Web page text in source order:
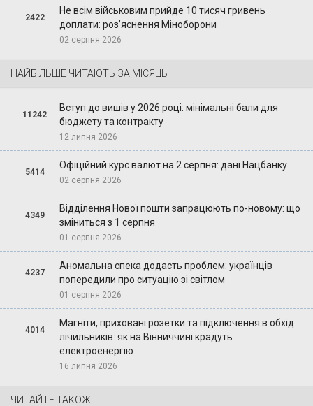
2422
Не всім військовим прийде 10 тисяч гривень
доплати: роз’яснення Міноборони
02 серпня 2026
НАЙБІЛЬШЕ ЧИТАЮТЬ ЗА МІСЯЦЬ
11242
Вступ до вишів у 2026 році: мінімальні бали для
бюджету та контракту
12 липня 2026
5414
Офіційний курс валют на 2 серпня: дані Нацбанку
02 серпня 2026
4349
Відділення Нової пошти запрацюють по-новому: що
зміниться з 1 серпня
01 серпня 2026
4237
Аномальна спека додасть проблем: українців
попередили про ситуацію зі світлом
01 серпня 2026
4014
Магніти, приховані розетки та підключення в обхід
лічильників: як на Вінниччині крадуть
електроенергію
16 липня 2026
ЧИТАЙТЕ ТАКОЖ